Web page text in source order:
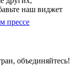
прессе
наш виджет
объединяйтесь!